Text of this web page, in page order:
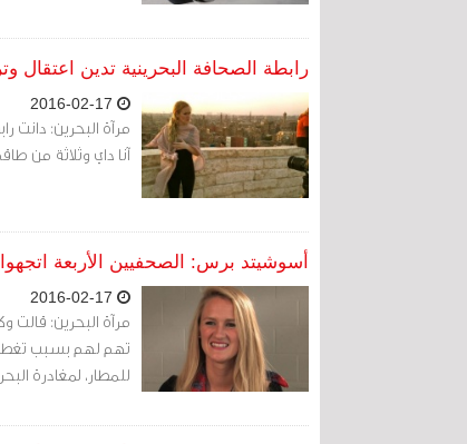
رابطة الصحافة البحرينية تدين اعتقال
مرآة البحرين: دانت
آنا داي وثلاثة من
أسوشيتد برس: الصحفيين الأربعة
مرآة البحرين: قالت
تهم لهم بسبب
للمطار، لمغادرة